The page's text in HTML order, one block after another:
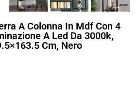
A Colonna In Mdf Con 4
A Led Da 3000k,
Cm, Nero